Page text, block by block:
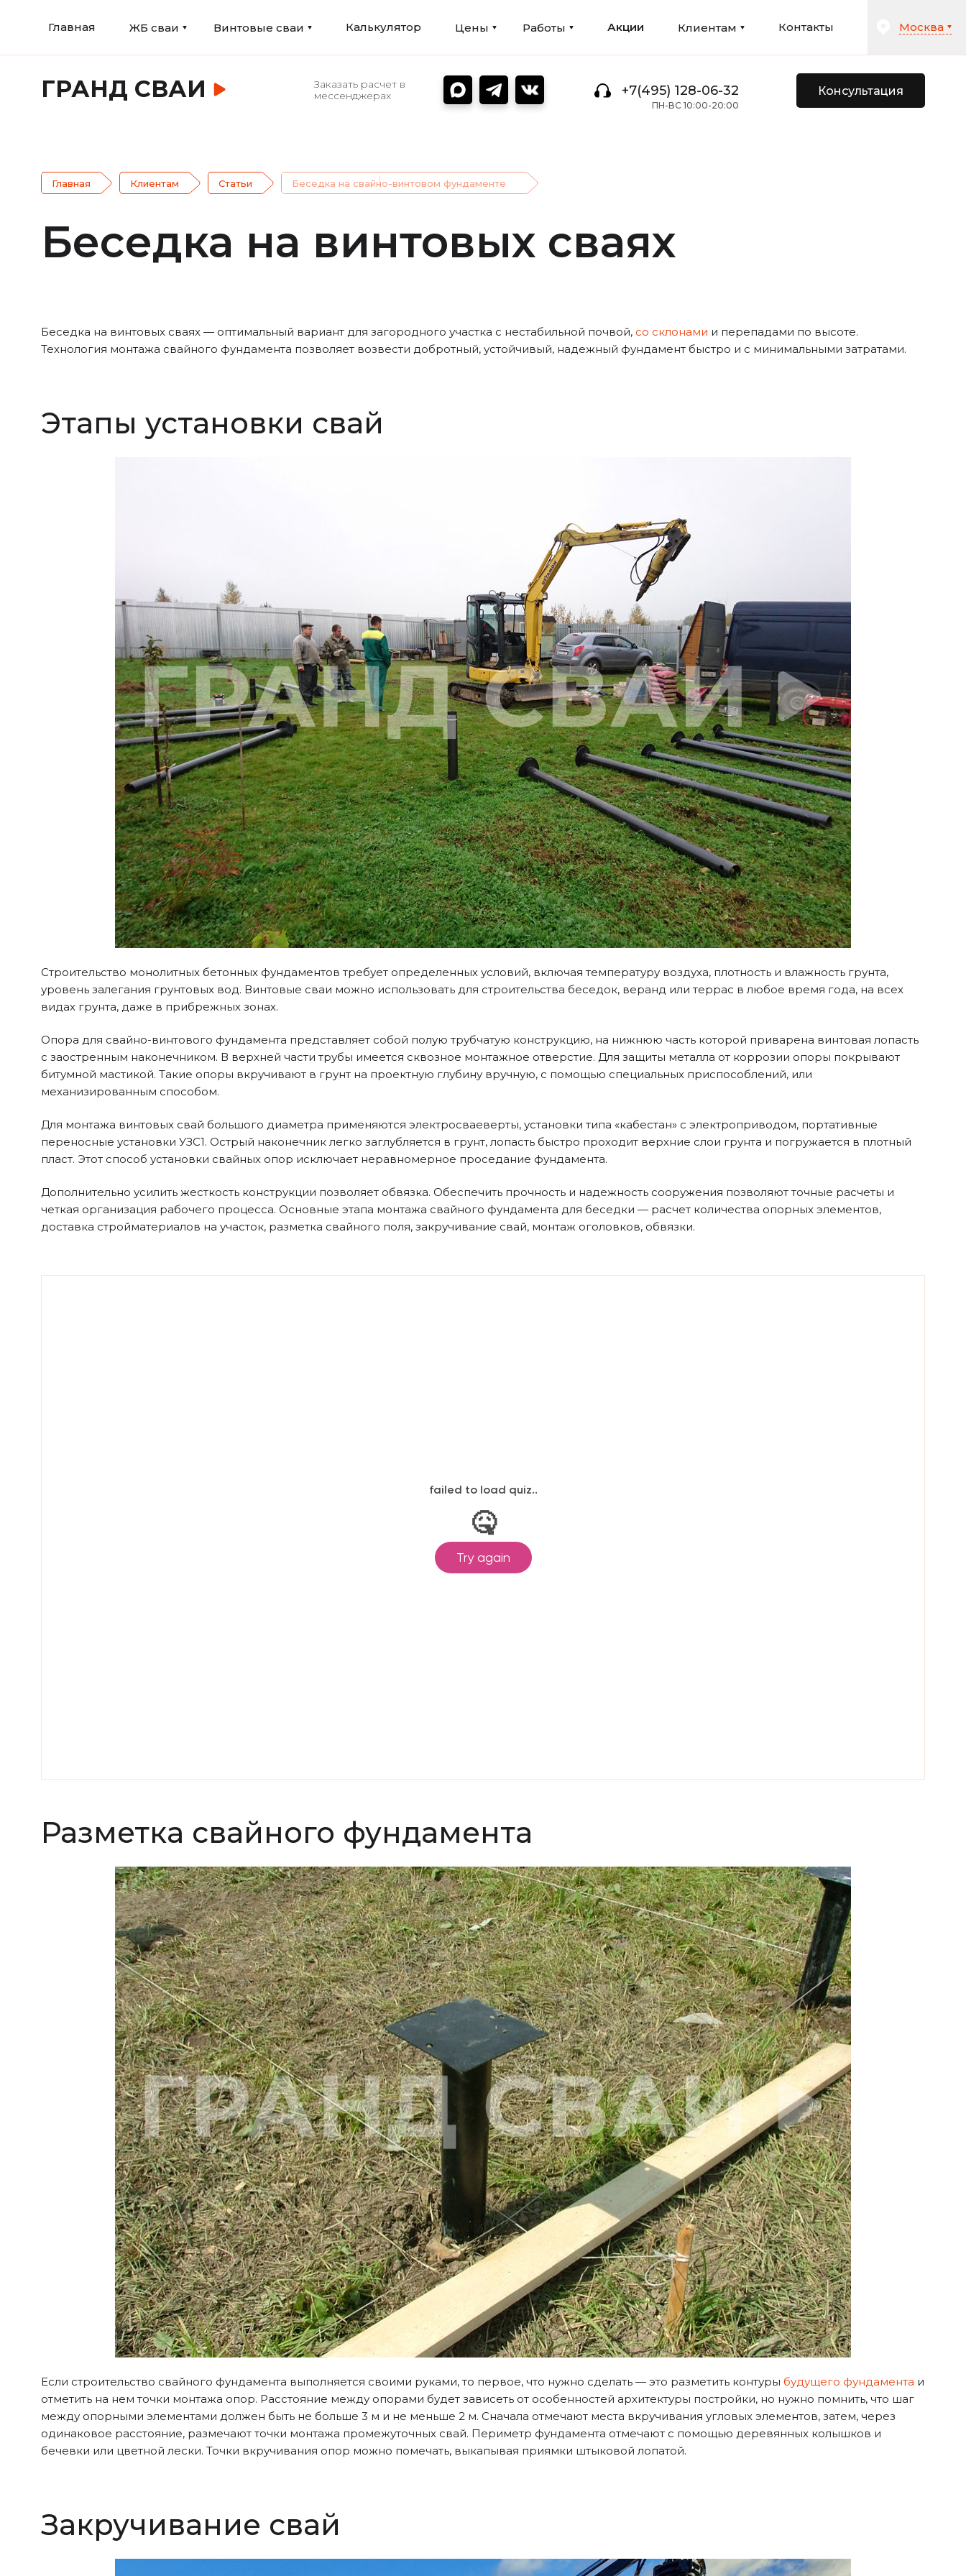
Главная ЖБ сваи Винтовые сваи Калькулятор Цены Работы Акции Клиентам Контакты Москва
ГРАНД СВАИ
Заказать расчет в
мессенджерах
+7(495) 128-06-32
ПН-ВС 10:00-20:00
Консультация
Главная Клиентам Статьи Беседка на свайно-винтовом фундаменте
Беседка на винтовых сваях
Беседка на винтовых сваях — оптимальный вариант для загородного участка с нестабильной почвой, со склонами и перепадами по высоте.
Технология монтажа свайного фундамента позволяет возвести добротный, устойчивый, надежный фундамент быстро и с минимальными затратами.
Этапы установки свай
Строительство монолитных бетонных фундаментов требует определенных условий, включая температуру воздуха, плотность и влажность грунта,
уровень залегания грунтовых вод. Винтовые сваи можно использовать для строительства беседок, веранд или террас в любое время года, на всех
видах грунта, даже в прибрежных зонах.
Опора для свайно-винтового фундамента представляет собой полую трубчатую конструкцию, на нижнюю часть которой приварена винтовая лопасть
с заостренным наконечником. В верхней части трубы имеется сквозное монтажное отверстие. Для защиты металла от коррозии опоры покрывают
битумной мастикой. Такие опоры вкручивают в грунт на проектную глубину вручную, с помощью специальных приспособлений, или
механизированным способом.
Для монтажа винтовых свай большого диаметра применяются электросваеверты, установки типа «кабестан» с электроприводом, портативные
переносные установки УЗС1. Острый наконечник легко заглубляется в грунт, лопасть быстро проходит верхние слои грунта и погружается в плотный
пласт. Этот способ установки свайных опор исключает неравномерное проседание фундамента.
Дополнительно усилить жесткость конструкции позволяет обвязка. Обеспечить прочность и надежность сооружения позволяют точные расчеты и
четкая организация рабочего процесса. Основные этапа монтажа свайного фундамента для беседки — расчет количества опорных элементов,
доставка стройматериалов на участок, разметка свайного поля, закручивание свай, монтаж оголовков, обвязки.
Разметка свайного фундамента
Если строительство свайного фундамента выполняется своими руками, то первое, что нужно сделать — это разметить контуры будущего фундамента и
отметить на нем точки монтажа опор. Расстояние между опорами будет зависеть от особенностей архитектуры постройки, но нужно помнить, что шаг
между опорными элементами должен быть не больше 3 м и не меньше 2 м. Сначала отмечают места вкручивания угловых элементов, затем, через
одинаковое расстояние, размечают точки монтажа промежуточных свай. Периметр фундамента отмечают с помощью деревянных колышков и
бечевки или цветной лески. Точки вкручивания опор можно помечать, выкапывая приямки штыковой лопатой.
Закручивание свай